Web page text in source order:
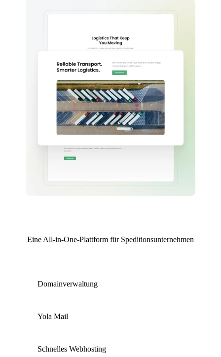
Eine All-in-One-Plattform für Speditionsunternehmen
Domainverwaltung
Yola Mail
Schnelles Webhosting